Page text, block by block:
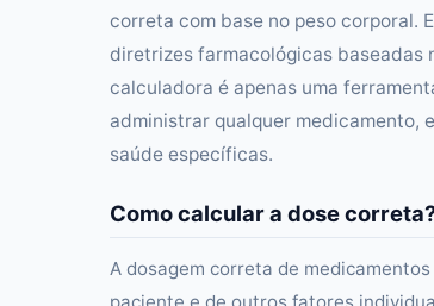
correta com base no peso corporal.
diretrizes farmacológicas baseadas
calculadora é apenas uma
administrar qualquer medicamento,
saúde específicas.
Como calcular a dose
A dosagem correta de